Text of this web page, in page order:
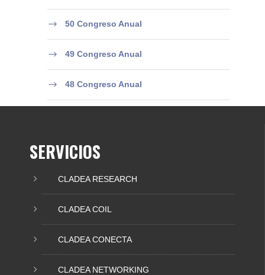
50 Congreso Anual
49 Congreso Anual
48 Congreso Anual
SERVICIOS
CLADEA RESEARCH
CLADEA COIL
CLADEA CONECTA
CLADEA NETWORKING